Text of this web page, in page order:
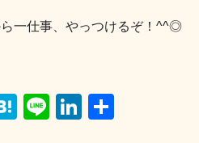
ら一仕事、やっつけるぞ！^^◎
H
Li
Li